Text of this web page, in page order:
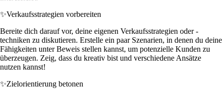
✨Verkaufsstrategien vorbereiten
Bereite dich darauf vor, deine eigenen Verkaufsstrategien oder -
techniken zu diskutieren. Erstelle ein paar Szenarien, in denen du deine
Fähigkeiten unter Beweis stellen kannst, um potenzielle Kunden zu
überzeugen. Zeig, dass du kreativ bist und verschiedene Ansätze
nutzen kannst!
✨Zielorientierung betonen